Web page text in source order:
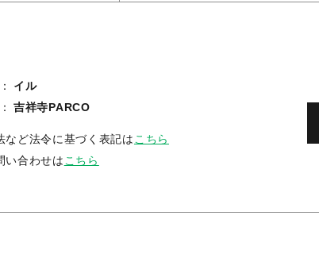
イル
吉祥寺PARCO
など法令に基づく表記は こちら
い合わせは こちら